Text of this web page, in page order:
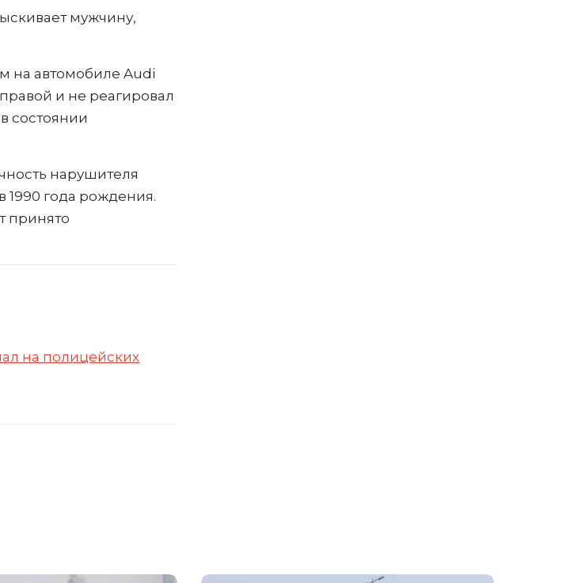
мужчину,
на автомобиле Audi
и не реагировал
состоянии
нарушителя
1990 года рождения.
принято
на полицейских